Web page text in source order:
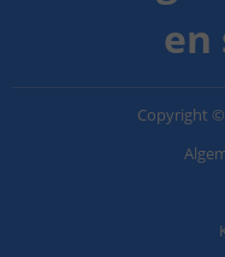
en
Copyright ©